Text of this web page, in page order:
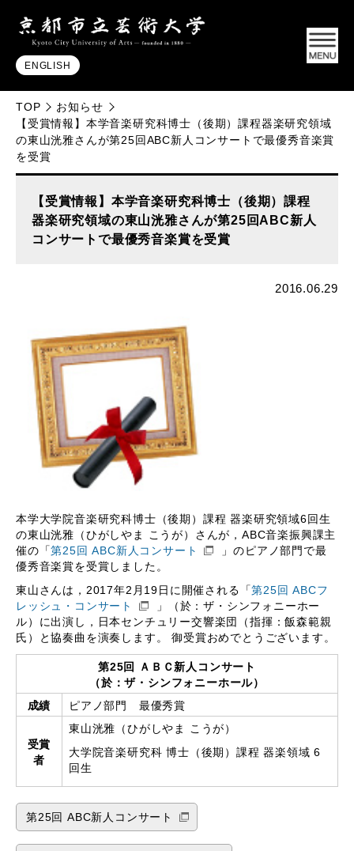
ENGLISH
TOP
お知らせ
【受賞情報】本学音楽研究科博士（後期）課程器楽研究領域
の東山洸雅さんが第25回ABC新人コンサートで最優秀音楽賞
を受賞
【受賞情報】本学音楽研究科博士（後期）課程
器楽研究領域の東山洸雅さんが第25回ABC新人
コンサートで最優秀音楽賞を受賞
2016.06.29
本学大学院音楽研究科博士（後期）課程 器楽研究領域6回生
の東山洸雅（ひがしやま こうが）さんが，ABC音楽振興課主
催の「第25回 ABC新人コンサート
」のピアノ部門で最
優秀音楽賞を受賞しました。
東山さんは，2017年2月19日に開催される「第25回 ABCフ
レッシュ・コンサート
」（於：ザ・シンフォニーホー
ル）に出演し，日本センチュリー交響楽団（指揮：飯森範親
氏）と協奏曲を演奏します。 御受賞おめでとうございます。
第25回 ＡＢＣ新人コンサート
（於：ザ・シンフォニーホール）
成績
ピアノ部門 最優秀賞
受賞
者
東山洸雅（ひがしやま こうが）
大学院音楽研究科 博士（後期）課程 器楽領域 6
回生
第25回 ABC新人コンサート